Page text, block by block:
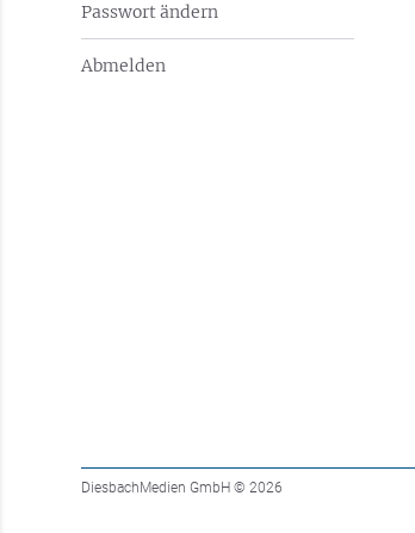
Passwort ändern
Abmelden
DiesbachMedien GmbH © 2026